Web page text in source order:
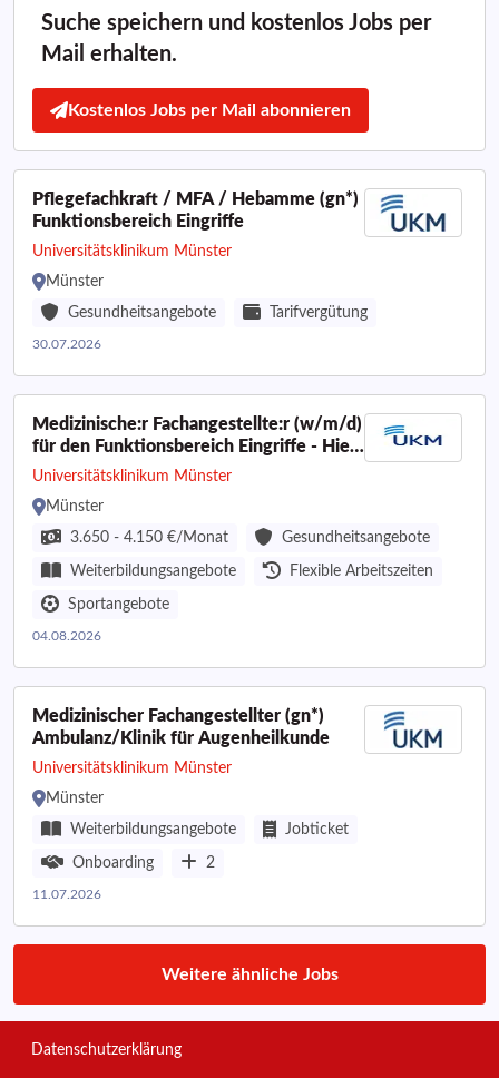
Suche speichern und kostenlos Jobs per
Mail erhalten.
Kostenlos Jobs per Mail abonnieren
Pflegefachkraft / MFA / Hebamme (gn*)
Funktionsbereich Eingriffe
Universitätsklinikum Münster
Münster
Gesundheitsangebote
Tarifvergütung
30.07.2026
Medizinische:r Fachangestellte:r (w/m/d)
für den Funktionsbereich Eingriffe - Hier
macht Arbeiten Spaß!
Universitätsklinikum Münster
Münster
3.650 - 4.150 €/Monat
Gesundheitsangebote
Weiterbildungsangebote Flexible Arbeitszeiten
Sportangebote
04.08.2026
Medizinischer Fachangestellter (gn*)
Ambulanz/Klinik für Augenheilkunde
Universitätsklinikum Münster
Münster
Weiterbildungsangebote
Jobticket
Onboarding 2
11.07.2026
Weitere ähnliche Jobs
Datenschutzerklärung